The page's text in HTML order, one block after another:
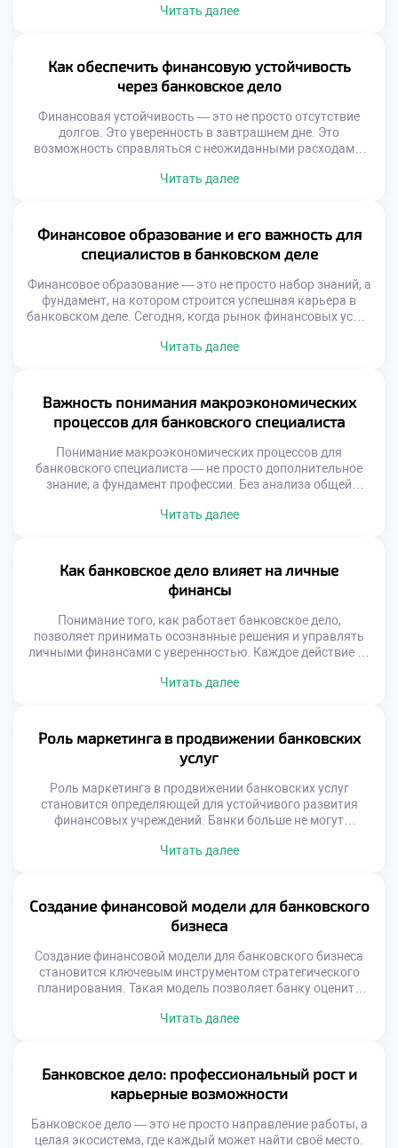
функционировать эффективно. Обучение «Банковскому
адаптироваться в реальных условиях. Учебный процесс
строится на сочетании дисциплин, связанных с
финансами, правом, бухгалтерией […]
Читать далее
Как обеспечить финансовую устойчивость
через банковское дело
Финансовая устойчивость — это не просто отсутствие
долгов. Это уверенность в завтрашнем дне. Это
возможность справляться с неожиданными расходами,
становится надёжным фундаментом, на котором
эффективно управлять деньгами, защищать сбережения
и планировать будущее. Без понимания основ банковской
системы сложно достичь […]
Читать далее
Финансовое образование и его важность для
специалистов в банковском деле
Финансовое образование — это не просто набор знаний, а
фундамент, на котором строится успешная карьера в
банковском деле. Сегодня, когда рынок финансовых услуг
понимания экономических процессов оказываются вне
невозможно переоценить. Оно формирует
профессиональное мышление, позволяет принимать
взвешенные решения […]
Читать далее
Важность понимания макроэкономических
процессов для банковского специалиста
Понимание макроэкономических процессов для
банковского специалиста — не просто дополнительное
знание, а фундамент профессии. Без анализа общей
взвешенные решения по кредитованию, управлению
клиента, но и контекст страны, в которой этот клиент
живёт и ведёт бизнес. Макроэкономические процессы
напрямую определяют […]
Читать далее
Как банковское дело влияет на личные
финансы
Понимание того, как работает банковское дело,
позволяет принимать осознанные решения и управлять
личными финансами с уверенностью. Каждое действие —
связано с принципами банковской деятельности.
как места, где хранят деньги или берут кредиты. […]
Читать далее
Роль маркетинга в продвижении банковских
услуг
Роль маркетинга в продвижении банковских услуг
становится определяющей для устойчивого развития
финансовых учреждений. Банки больше не могут
поддержку. Сегодня важно не просто предлагать продукт
первый план выходит стратегический маркетинг.
Банковские услуги — […]
Читать далее
Создание финансовой модели для банковского
бизнеса
Создание финансовой модели для банковского бизнеса
становится ключевым инструментом стратегического
планирования. Такая модель позволяет банку оценить
возможные риски. Она служит основой для принятия
просто набор формул в электронной таблице. Это
динамичная система, отражающая взаимосвязи между
различными аспектами […]
Читать далее
Банковское дело: профессиональный рост и
карьерные возможности
Банковское дело — это не просто направление работы, а
целая экосистема, где каждый может найти своё место.